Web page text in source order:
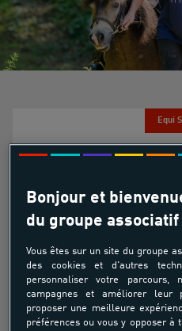
Equi
Bonjour et
du groupe associatif
Vous êtes sur un site du groupe
des cookies et d'autres
personnaliser votre parcours,
campagnes et améliorer leur
proposer une meilleure
préférences ou vous y opposer à